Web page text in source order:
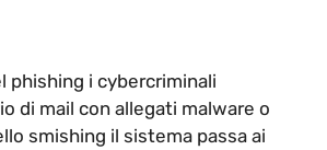
phishing i cybercriminali
di mail con allegati malware o
smishing il sistema passa ai